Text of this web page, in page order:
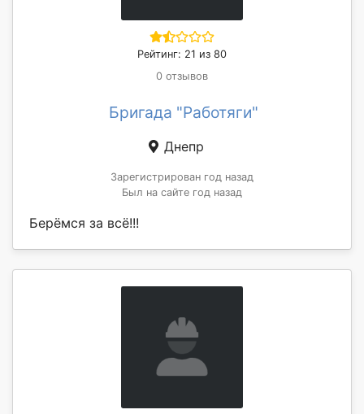
Рейтинг: 21 из 80
0 отзывов
Бригада "Работяги"
Днепр
Зарегистрирован год назад
Был на сайте год назад
Берёмся за всё!!!